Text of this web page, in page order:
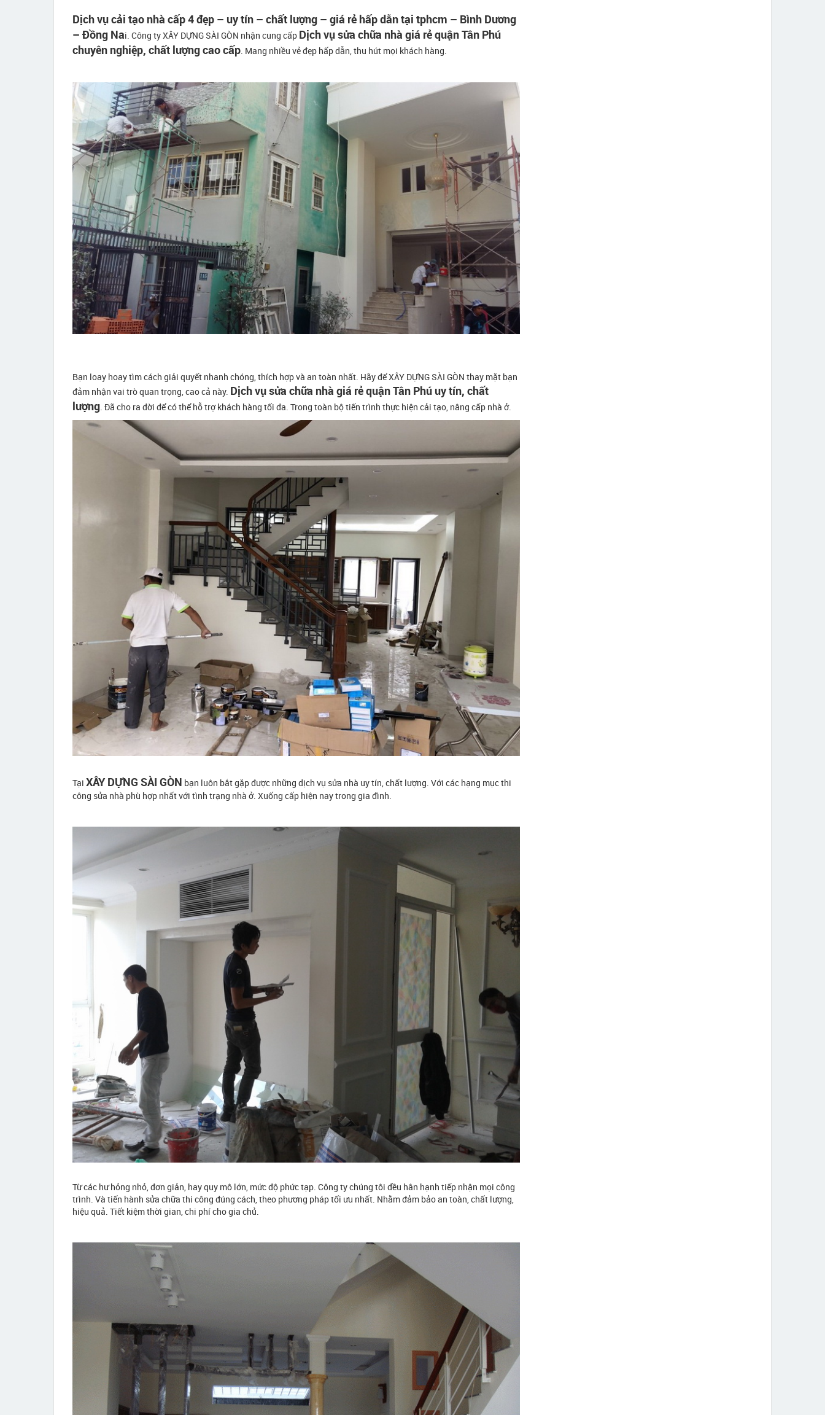
Dịch vụ cải tạo nhà cấp 4 đẹp – uy tín – chất lượng – giá rẻ hấp dẫn tại tphcm – Bình Dương
– Đồng Nai. Công ty XÂY DỰNG SÀI GÒN nhận cung cấp Dịch vụ sửa chữa nhà giá rẻ quận Tân Phú
chuyên nghiệp, chất lượng cao cấp. Mang nhiều vẻ đẹp hấp dẫn, thu hút mọi khách hàng.
Bạn loay hoay tìm cách giải quyết nhanh chóng, thích hợp và an toàn nhất. Hãy để XÂY DỰNG SÀI GÒN thay mặt bạn
đảm nhận vai trò quan trọng, cao cả này. Dịch vụ sửa chữa nhà giá rẻ quận Tân Phú uy tín, chất
lượng. Đã cho ra đời để có thể hỗ trợ khách hàng tối đa. Trong toàn bộ tiến trình thực hiện cải tạo, nâng cấp nhà ở.
Tại XÂY DỰNG SÀI GÒN bạn luôn bắt gặp được những dịch vụ sửa nhà uy tín, chất lượng. Với các hạng mục thi
công sửa nhà phù hợp nhất với tình trạng nhà ở. Xuống cấp hiện nay trong gia đình.
Từ các hư hỏng nhỏ, đơn giản, hay quy mô lớn, mức độ phức tạp. Công ty chúng tôi đều hân hạnh tiếp nhận mọi công
trình. Và tiến hành sửa chữa thi công đúng cách, theo phương pháp tối ưu nhất. Nhằm đảm bảo an toàn, chất lượng,
hiệu quả. Tiết kiệm thời gian, chi phí cho gia chủ.